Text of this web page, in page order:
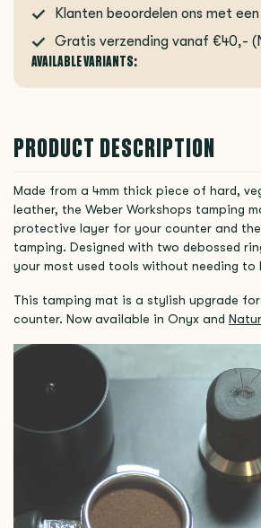
Klanten beoordelen ons met
Gratis verzending vanaf €40,-
AVAILABLE VARIANTS:
PRODUCT DESCRIPTION
Made from a 4mm thick piece of hard,
leather, the Weber Workshops tamping
protective layer for your counter and
tamping. Designed with two debossed
your most used tools without needing to
This tamping mat is a stylish upgrade
counter. Now available in Onyx and